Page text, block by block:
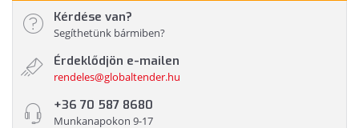
Kérdése van?
Segíthetünk bármiben?
Érdeklődjön e-mailen
rendeles@globaltender.hu
+36 70 587 8680
Munkanapokon 9-17